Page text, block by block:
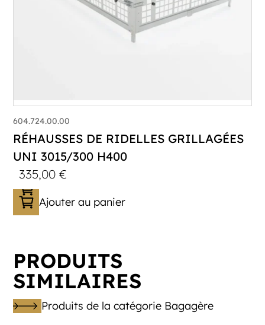
604.724.00.00
RÉHAUSSES DE RIDELLES GRILLAGÉES
UNI 3015/300 H400
335,00€
Ajouter au panier
PRODUITS
SIMILAIRES
Produits de la catégorie Bagagère